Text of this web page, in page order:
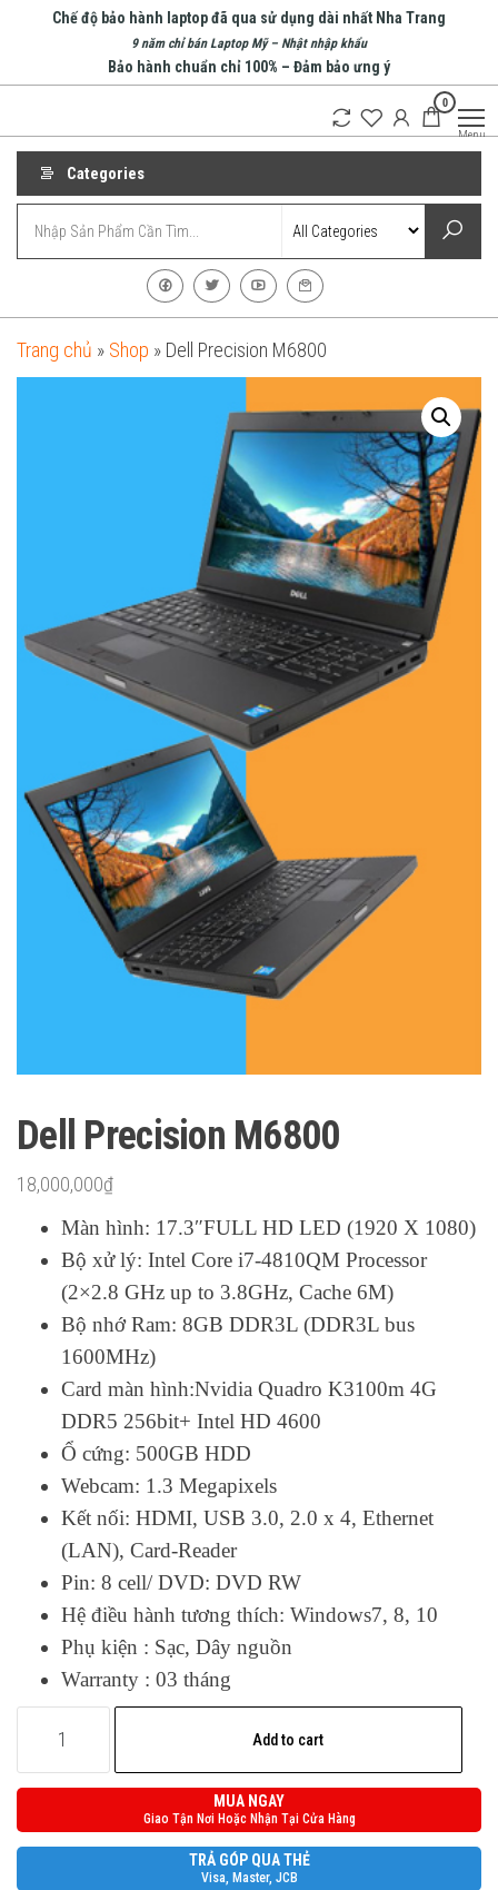
Chế độ bảo hành laptop đã qua sử dụng dài nhất Nha Trang
9 năm chỉ bán Laptop Mỹ – Nhật nhập khẩu
Bảo hành chuẩn chỉ 100% – Đảm bảo ưng ý
Computer
0
Menu
Categories
Trang chủ » Shop » Dell Precision M6800
Dell Precision M6800
18,000,000₫
Màn hình: 17.3″FULL HD LED (1920 X 1080)
Bộ xử lý: Intel Core i7-4810QM Processor
(2×2.8 GHz up to 3.8GHz, Cache 6M)
Bộ nhớ Ram: 8GB DDR3L (DDR3L bus
1600MHz)
Card màn hình:Nvidia Quadro K3100m 4G
DDR5 256bit+ Intel HD 4600
Ổ cứng: 500GB HDD
Webcam: 1.3 Megapixels
Kết nối: HDMI, USB 3.0, 2.0 x 4, Ethernet
(LAN), Card-Reader
Pin: 8 cell/ DVD: DVD RW
Hệ điều hành tương thích: Windows7, 8, 10
Phụ kiện : Sạc, Dây nguồn
Warranty : 03 tháng
Precision
M6800
Add to cart
MUA NGAY
Giao Tận Nơi Hoặc Nhận Tại Cửa Hàng
TRẢ GÓP QUA THẺ
Visa, Master, JCB